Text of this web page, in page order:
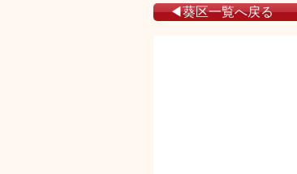
◀葵区一覧へ戻る